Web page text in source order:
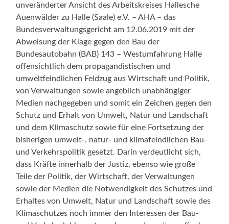
unveränderter Ansicht des Arbeitskreises Hallesche
Auenwälder zu Halle (Saale) e.V. – AHA – das
Bundesverwaltungsgericht am 12.06.2019 mit der
Abweisung der Klage gegen den Bau der
Bundesautobahn (BAB) 143 – Westumfahrung Halle
offensichtlich dem propagandistischen und
umweltfeindlichen Feldzug aus Wirtschaft und Politik,
von Verwaltungen sowie angeblich unabhängiger
Medien nachgegeben und somit ein Zeichen gegen den
Schutz und Erhalt von Umwelt, Natur und Landschaft
und dem Klimaschutz sowie für eine Fortsetzung der
bisherigen umwelt-, natur- und klimafeindlichen Bau-
und Verkehrspolitik gesetzt. Darin verdeutlicht sich,
dass Kräfte innerhalb der Justiz, ebenso wie große
Teile der Politik, der Wirtschaft, der Verwaltungen
sowie der Medien die Notwendigkeit des Schutzes und
Erhaltes von Umwelt, Natur und Landschaft sowie des
Klimaschutzes noch immer den Interessen der Bau-